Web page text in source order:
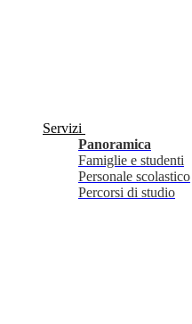
Servizi
Panoramica
Famiglie e studenti
Personale scolastico
Percorsi di studio